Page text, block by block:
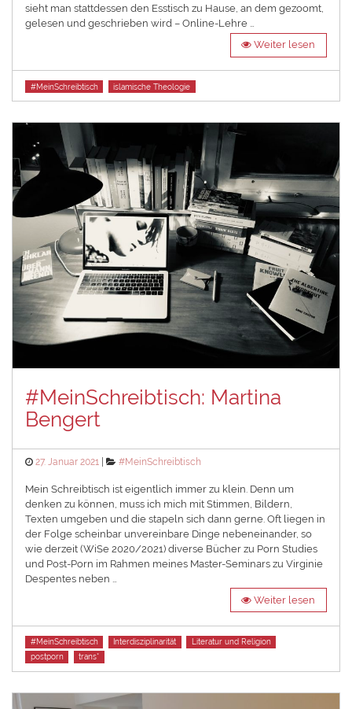
sieht man stattdessen den Esstisch zu Hause, an dem gezoomt,
gelesen und geschrieben wird – Online-Lehre …
Weiter lesen
Tags
#MeinSchreibtisch islamische Theologie
#MeinSchreibtisch: Martina
Bengert
Posted
27. Januar 2021 Categories
#MeinSchreibtisch
Mein Schreibtisch ist eigentlich immer zu klein. Denn um
denken zu können, muss ich mich mit Stimmen, Bildern,
Texten umgeben und die stapeln sich dann gerne. Oft liegen in
der Folge scheinbar unvereinbare Dinge nebeneinander, so
wie derzeit (WiSe 2020/2021) diverse Bücher zu Porn Studies
und Post-Porn im Rahmen meines Master-Seminars zu Virginie
Despentes neben …
Weiter lesen
Tags
#MeinSchreibtisch Interdisziplinarität
Literatur und Religion
postporn
trans*